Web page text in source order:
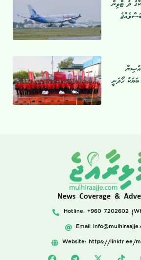
ދެ ޓްވިން
ބަޔަކު ހޯދަނީ
News Coverage &
Hotline: +960 7202602
Email
Website: https://linktr.ee/